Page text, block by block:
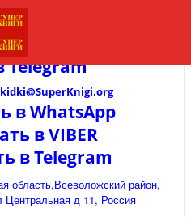
Telegram
org
в WhatsApp
в VIBER
в Telegram
область,Всеволожский район,
Центральная д 11, Россия